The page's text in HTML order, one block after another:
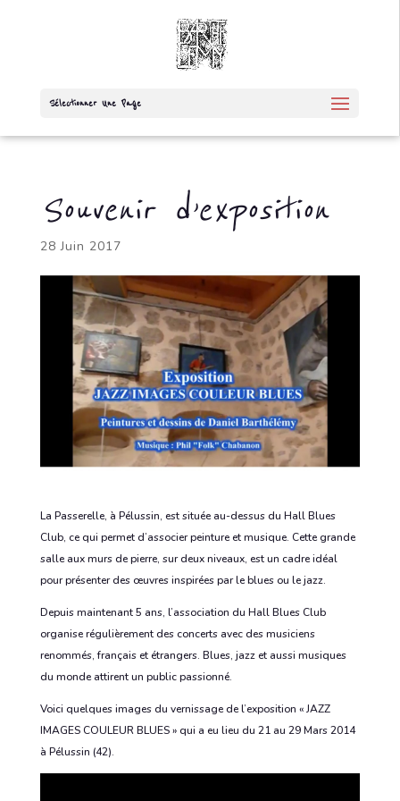
Sélectionner Une Page
Souvenir d’exposition
28 Juin 2017
La Passerelle, à Pélussin, est située au-dessus du Hall Blues
Club, ce qui permet d’associer peinture et musique. Cette grande
salle aux murs de pierre, sur deux niveaux, est un cadre idéal
pour présenter des œuvres inspirées par le blues ou le jazz.
Depuis maintenant 5 ans, l’association du Hall Blues Club
organise régulièrement des concerts avec des musiciens
renommés, français et étrangers. Blues, jazz et aussi musiques
du monde attirent un public passionné.
Voici quelques images du vernissage de l’exposition « JAZZ
IMAGES COULEUR BLUES » qui a eu lieu du 21 au 29 Mars 2014
à Pélussin (42).